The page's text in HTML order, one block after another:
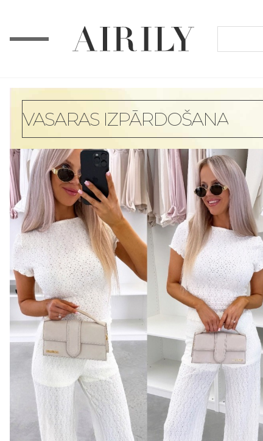
VASARAS IZPĀRDOŠANA